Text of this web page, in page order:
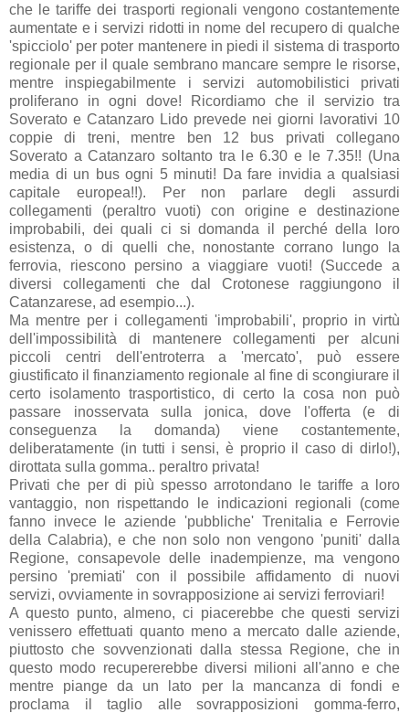
che le tariffe dei trasporti regionali vengono costantemente
aumentate e i servizi ridotti in nome del recupero di qualche
'spicciolo' per poter mantenere in piedi il sistema di trasporto
regionale per il quale sembrano mancare sempre le risorse,
mentre inspiegabilmente i servizi automobilistici privati
proliferano in ogni dove! Ricordiamo che il servizio tra
Soverato e Catanzaro Lido prevede nei giorni lavorativi 10
coppie di treni, mentre ben 12 bus privati collegano
Soverato a Catanzaro soltanto tra le 6.30 e le 7.35!! (Una
media di un bus ogni 5 minuti! Da fare invidia a qualsiasi
capitale europea!!). Per non parlare degli assurdi
collegamenti (peraltro vuoti) con origine e destinazione
improbabili, dei quali ci si domanda il perché della loro
esistenza, o di quelli che, nonostante corrano lungo la
ferrovia, riescono persino a viaggiare vuoti! (Succede a
diversi collegamenti che dal Crotonese raggiungono il
Catanzarese, ad esempio...).
Ma mentre per i collegamenti 'improbabili', proprio in virtù
dell'impossibilità di mantenere collegamenti per alcuni
piccoli centri dell'entroterra a 'mercato', può essere
giustificato il finanziamento regionale al fine di scongiurare il
certo isolamento trasportistico, di certo la cosa non può
passare inosservata sulla jonica, dove l'offerta (e di
conseguenza la domanda) viene costantemente,
deliberatamente (in tutti i sensi, è proprio il caso di dirlo!),
dirottata sulla gomma.. peraltro privata!
Privati che per di più spesso arrotondano le tariffe a loro
vantaggio, non rispettando le indicazioni regionali (come
fanno invece le aziende 'pubbliche' Trenitalia e Ferrovie
della Calabria), e che non solo non vengono 'puniti' dalla
Regione, consapevole delle inadempienze, ma vengono
persino 'premiati' con il possibile affidamento di nuovi
servizi, ovviamente in sovrapposizione ai servizi ferroviari!
A questo punto, almeno, ci piacerebbe che questi servizi
venissero effettuati quanto meno a mercato dalle aziende,
piuttosto che sovvenzionati dalla stessa Regione, che in
questo modo recupererebbe diversi milioni all'anno e che
mentre piange da un lato per la mancanza di fondi e
proclama il taglio alle sovrapposizioni gomma-ferro,